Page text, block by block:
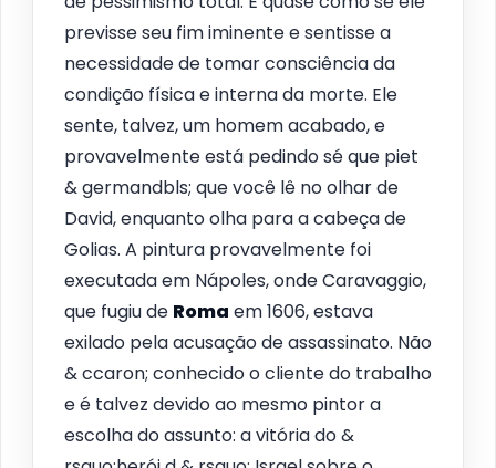
previsse seu fim iminente e sentisse a
necessidade de tomar consciência da
condição física e interna da morte. Ele
sente, talvez, um homem acabado, e
provavelmente está pedindo sé que piet
& germandbls; que você lê no olhar de
David, enquanto olha para a cabeça de
Golias. A pintura provavelmente foi
executada em Nápoles, onde Caravaggio,
que fugiu de Roma em 1606, estava
exilado pela acusação de assassinato. Não
& ccaron; conhecido o cliente do trabalho
e é talvez devido ao mesmo pintor a
escolha do assunto: a vitória do &